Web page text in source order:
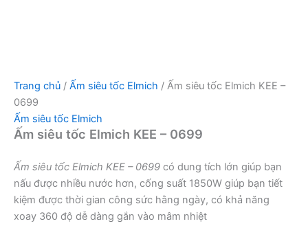
Trang chủ / Ấm siêu tốc Elmich / Ấm siêu tốc Elmich KEE –
0699
Ấm siêu tốc Elmich
Ấm siêu tốc Elmich KEE – 0699
Ấm siêu tốc Elmich KEE – 0699 có dung tích lớn giúp bạn
nấu được nhiều nước hơn, cống suất 1850W giúp bạn tiết
kiệm được thời gian công sức hằng ngày, có khả năng
xoay 360 độ dễ dàng gắn vào mâm nhiệt